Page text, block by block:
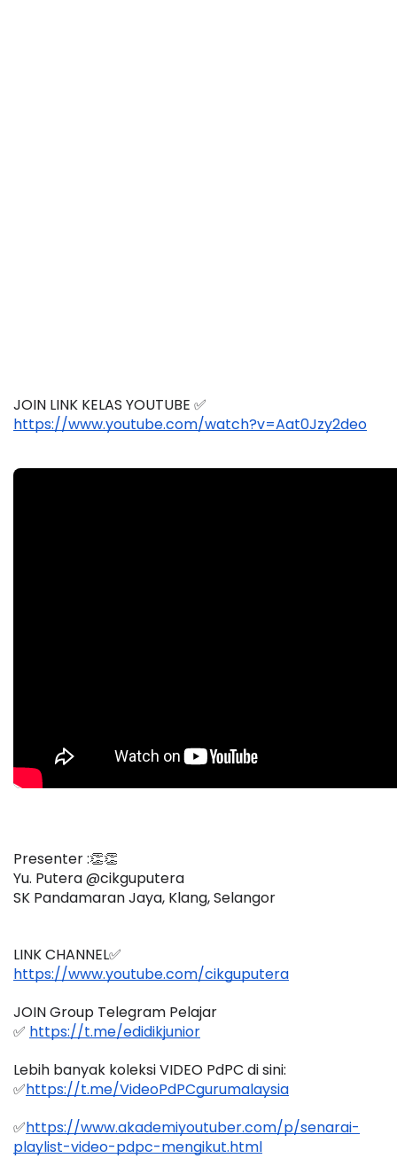
JOIN LINK KELAS YOUTUBE ✅
https://www.youtube.com/watch?v=Aat0Jzy2deo
Presenter :👏👏
Yu. Putera @cikguputera
SK Pandamaran Jaya, Klang, Selangor
LINK CHANNEL✅
https://www.youtube.com/cikguputera
JOIN Group Telegram Pelajar
✅ https://t.me/edidikjunior
Lebih banyak koleksi VIDEO PdPC di sini:
✅https://t.me/VideoPdPCgurumalaysia
✅https://www.akademiyoutuber.com/p/senarai-
playlist-video-pdpc-mengikut.html